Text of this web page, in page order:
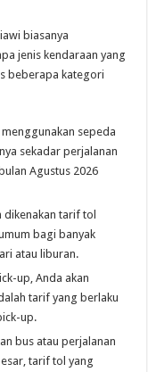
biasanya
jenis kendaraan yang
beberapa kategori
sepeda
sekadar perjalanan
Agustus 2026
dikenakan tarif tol
bagi banyak
atau liburan.
up, Anda akan
tarif yang berlaku
up.
bus atau perjalanan
tarif tol yang